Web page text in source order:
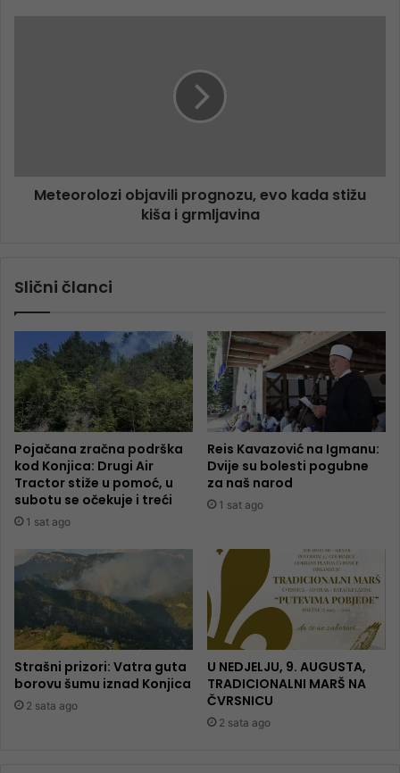
Meteorolozi objavili prognozu, evo kada stižu
kiša i grmljavina
Slični članci
Pojačana zračna podrška
kod Konjica: Drugi Air
Tractor stiže u pomoć, u
subotu se očekuje i treći
1 sat ago
Reis Kavazović na Igmanu:
Dvije su bolesti pogubne
za naš narod
1 sat ago
Strašni prizori: Vatra guta
borovu šumu iznad Konjica
2 sata ago
U NEDJELJU, 9. AUGUSTA,
TRADICIONALNI MARŠ NA
ČVRSNICU
2 sata ago